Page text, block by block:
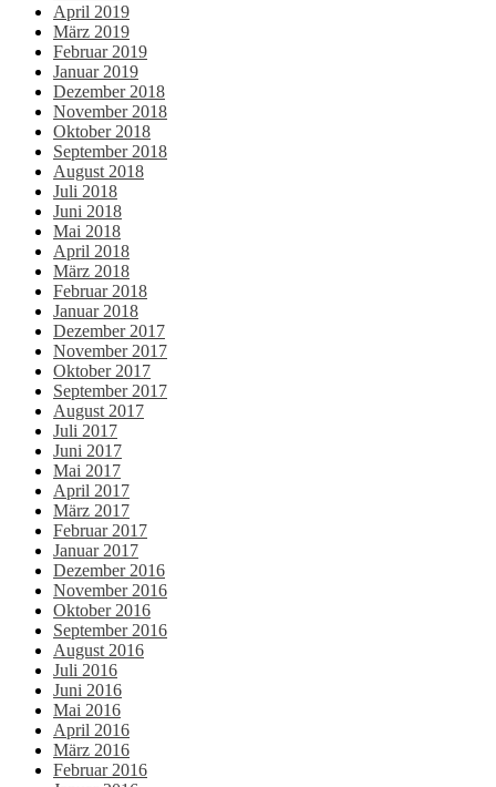
April 2019
März 2019
Februar 2019
Januar 2019
Dezember 2018
November 2018
Oktober 2018
September 2018
August 2018
Juli 2018
Juni 2018
Mai 2018
April 2018
März 2018
Februar 2018
Januar 2018
Dezember 2017
November 2017
Oktober 2017
September 2017
August 2017
Juli 2017
Juni 2017
Mai 2017
April 2017
März 2017
Februar 2017
Januar 2017
Dezember 2016
November 2016
Oktober 2016
September 2016
August 2016
Juli 2016
Juni 2016
Mai 2016
April 2016
März 2016
Februar 2016